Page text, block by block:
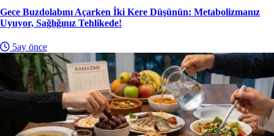
Gece Buzdolabını Açarken İki Kere Düşünün: Metabolizmanız
Uyuyor, Sağlığınız Tehlikede!
5ay önce